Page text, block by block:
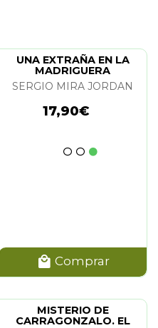
UNA EXTRAÑA EN LA
MADRIGUERA
SERGIO MIRA JORDAN
17,90€
Comprar
MISTERIO DE
CARRAGONZALO. EL